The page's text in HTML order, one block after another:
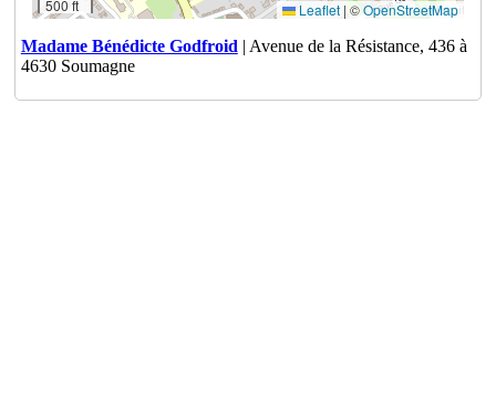
500 ft
Leaflet | ©OpenStreetMap
Madame Bénédicte Godfroid | Avenue de la Résistance, 436 à
4630 Soumagne